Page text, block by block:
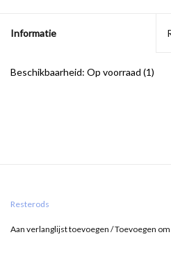
Informatie
Beschikbaarheid: Op voorraad (1)
Resterods
Aan verlanglijst toevoegen /Toevoegen